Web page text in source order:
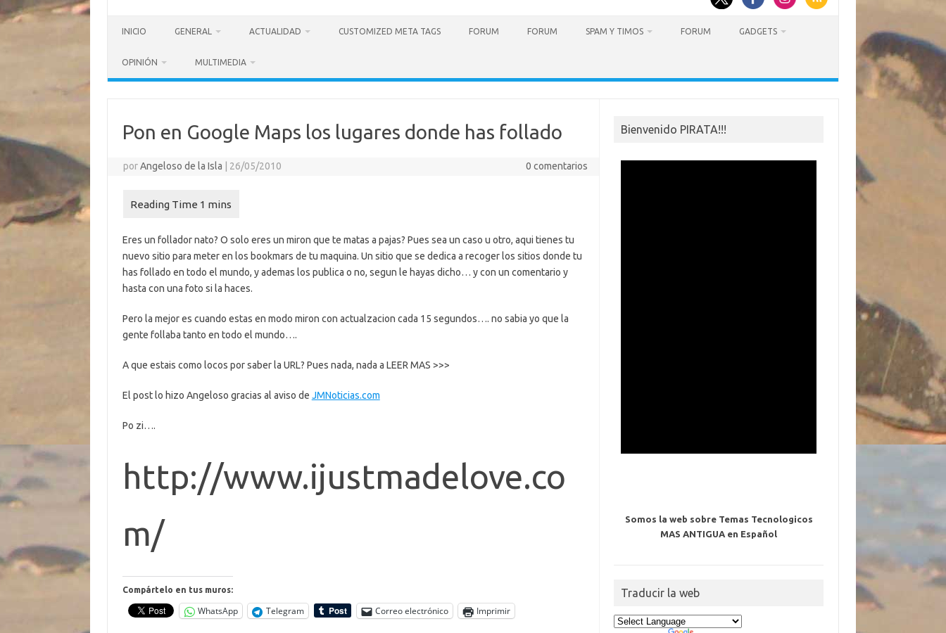
INICIO GENERAL ACTUALIDAD CUSTOMIZED META TAGS FORUM FORUM SPAM Y TIMOS FORUM GADGETS
OPINIÓN MULTIMEDIA
Pon en Google Maps los lugares donde has follado
porAngeloso de la Isla 26/05/2010 0 comentarios
Eres un follador nato? O solo eres un miron que te matas a pajas? Pues sea un caso u otro, aqui tienes tu
nuevo sitio para meter en los bookmars de tu maquina. Un sitio que se dedica a recoger los sitios donde tu
has follado en todo el mundo, y ademas los publica o no, segun le hayas dicho… y con un comentario y
hasta con una foto si la haces.
Pero la mejor es cuando estas en modo miron con actualzacion cada 15 segundos…. no sabia yo que la
gente follaba tanto en todo el mundo….
A que estais como locos por saber la URL? Pues nada, nada a LEER MAS >>>
El post lo hizo Angeloso gracias al aviso de JMNoticias.com
Po zi….
http://www.ijustmadelove.co
m/
Compártelo en tus muros:
WhatsApp Telegram Correo electrónico Imprimir
Bienvenido PIRATA!!!
Somos la web sobre Temas Tecnologicos
MAS ANTIGUA en Español
Traducir la web